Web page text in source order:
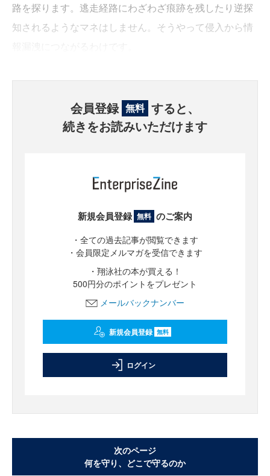
路を探ります。逃走経路にわざわざ痕跡を残したり逆探
知されるようなマネはしません。そうやって侵入から情
会員登録 無料 すると、
続きをお読みいただけます
新規会員登録 無料 のご案内
・全ての過去記事が閲覧できます
・会員限定メルマガを受信できます
・翔泳社の本が買える！
500円分のポイントをプレゼント
メールバックナンバー
新規会員登録 無料
ログイン
次のページ
何を守り、どこで守るのか